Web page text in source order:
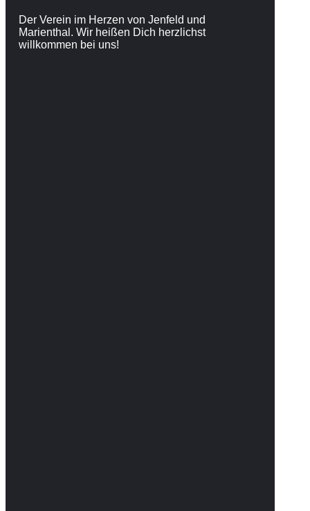
Der Verein im Herzen von Jenfeld und
Marienthal. Wir heißen Dich herzlichst
willkommen bei uns!